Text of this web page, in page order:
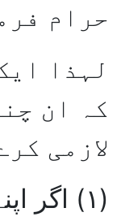
حرام
لہذا
کہ ان
لازمی
(۱) اگر